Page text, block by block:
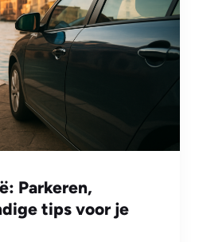
Parkeren,
tips voor je